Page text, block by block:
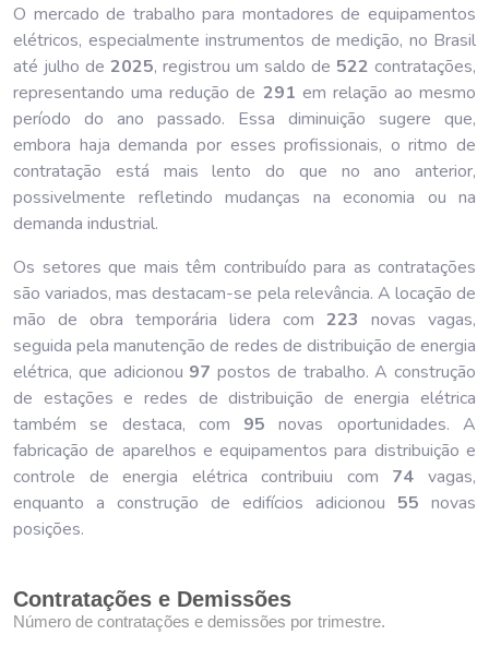
O mercado de trabalho para montadores de equipamentos
elétricos, especialmente instrumentos de medição, no Brasil
até julho de 2025, registrou um saldo de 522 contratações,
representando uma redução de 291 em relação ao mesmo
período do ano passado. Essa diminuição sugere que,
embora haja demanda por esses profissionais, o ritmo de
contratação está mais lento do que no ano anterior,
possivelmente refletindo mudanças na economia ou na
demanda industrial.
Os setores que mais têm contribuído para as contratações
são variados, mas destacam-se pela relevância. A locação de
mão de obra temporária lidera com 223 novas vagas,
seguida pela manutenção de redes de distribuição de energia
elétrica, que adicionou 97 postos de trabalho. A construção
de estações e redes de distribuição de energia elétrica
também se destaca, com 95 novas oportunidades. A
fabricação de aparelhos e equipamentos para distribuição e
controle de energia elétrica contribuiu com 74 vagas,
enquanto a construção de edifícios adicionou 55 novas
posições.
Contratações e Demissões
Número de contratações e demissões por trimestre.